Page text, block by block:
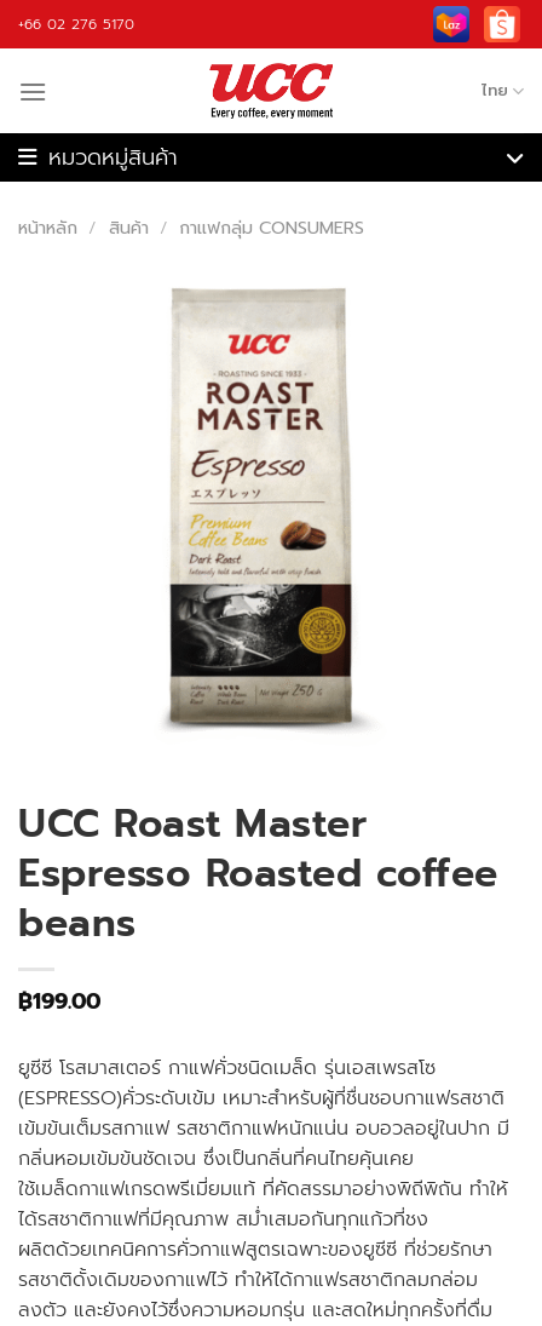
Skip
to
+66 02 276 5170
ไทย
กาแฟ
อุปกรณ์กาแฟ
หน้าหลัก / สินค้า / กาแฟกลุ่ม CONSUMERS
UCC Roast Master
Espresso Roasted coffee
beans
฿199.00
ยูซีซี โรสมาสเตอร์ กาแฟคั่วชนิดเมล็ด รุ่นเอสเพรสโซ
(ESPRESSO)คั่วระดับเข้ม เหมาะสำหรับผู้ที่ชื่นชอบกาแฟรสชาติ
เข้มข้นเต็มรสกาแฟ รสชาติกาแฟหนักแน่น อบอวลอยู่ในปาก มี
กลิ่นหอมเข้มข้นชัดเจน ซึ่งเป็นกลิ่นที่คนไทยคุ้นเคย
ใช้เมล็ดกาแฟเกรดพรีเมี่ยมแท้ ที่คัดสรรมาอย่างพิถีพิถัน ทำให้
ได้รสชาติกาแฟที่มีคุณภาพ สม่ำเสมอกันทุกแก้วที่ชง
ผลิตด้วยเทคนิคการคั่วกาแฟสูตรเฉพาะของยูซีซี ที่ช่วยรักษา
รสชาติดั้งเดิมของกาแฟไว้ ทำให้ได้กาแฟรสชาติกลมกล่อม
ลงตัว และยังคงไว้ซึ่งความหอมกรุ่น และสดใหม่ทุกครั้งที่ดื่ม